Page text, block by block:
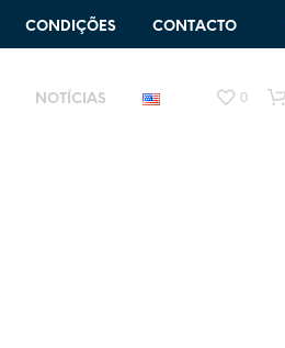
CONDIÇÕES CONTACTO
NOTÍCIAS 0